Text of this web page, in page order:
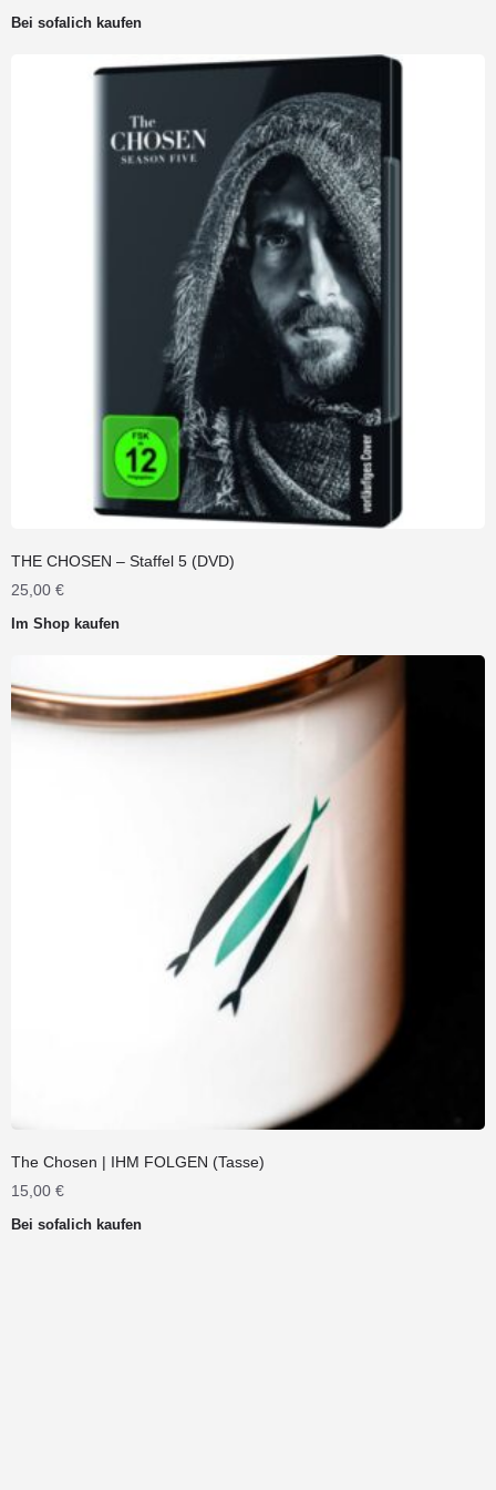
war:
ist:
Bei sofalich kaufen
THE CHOSEN – Staffel 5 (DVD)
25,00 €
Im Shop kaufen
The Chosen | IHM FOLGEN (Tasse)
15,00 €
Bei sofalich kaufen